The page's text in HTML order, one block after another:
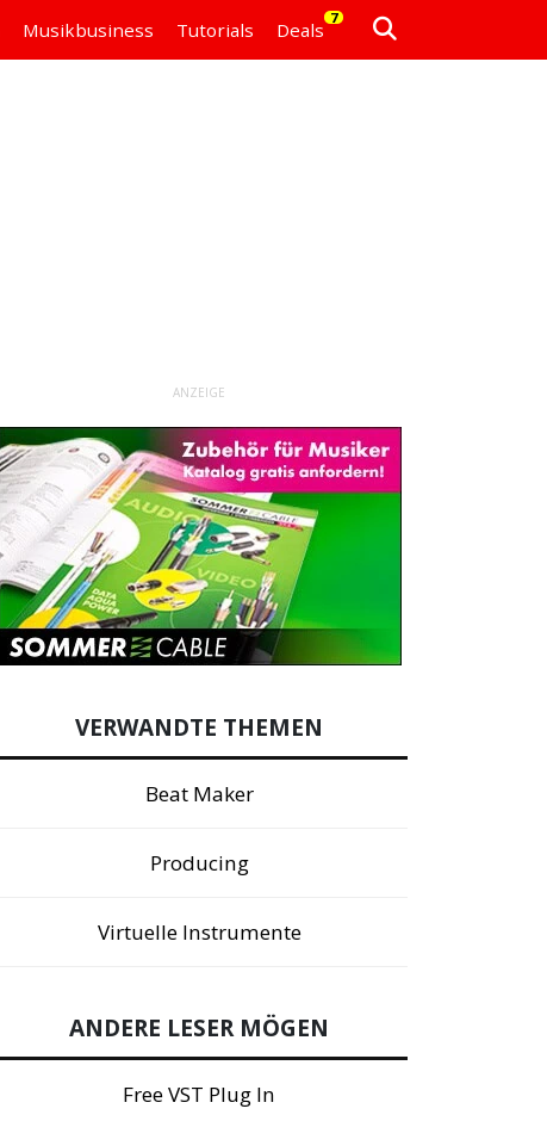
Musikbusiness Tutorials Deals
7
ANZEIGE
VERWANDTE THEMEN
Beat Maker
Producing
Virtuelle Instrumente
ANDERE LESER MÖGEN
Free VST Plug In